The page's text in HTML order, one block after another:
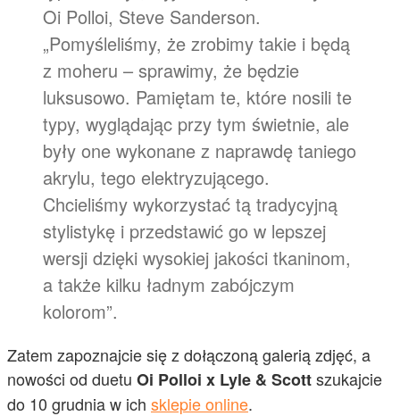
Oi Polloi, Steve Sanderson.
„Pomyśleliśmy, że zrobimy takie i będą
z moheru – sprawimy, że będzie
luksusowo. Pamiętam te, które nosili te
typy, wyglądając przy tym świetnie, ale
były one wykonane z naprawdę taniego
akrylu, tego elektryzującego.
Chcieliśmy wykorzystać tą tradycyjną
stylistykę i przedstawić go w lepszej
wersji dzięki wysokiej jakości tkaninom,
a także kilku ładnym zabójczym
kolorom”.
Zatem zapoznajcie się z dołączoną galerią zdjęć, a
nowości od duetu Oi Polloi x Lyle & Scottszukajcie
do 10 grudnia w ich sklepie online.